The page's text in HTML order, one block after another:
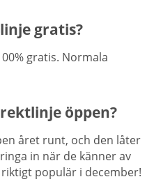
gratis?
gratis. Normala
öppen?
året runt, och den låter
in när de känner av
populär i december!